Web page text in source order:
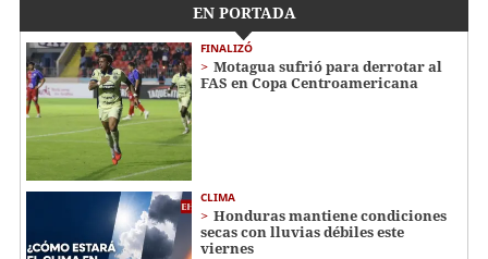
EN PORTADA
FINALIZÓ
Motagua sufrió para derrotar al
FAS en Copa Centroamericana
CLIMA
Honduras mantiene condiciones
secas con lluvias débiles este
viernes